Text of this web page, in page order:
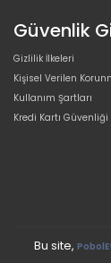
Güvenlik
Gizlilik İlkeleri
Kişisel Verilen
Kullanım Şartları
Kredi Kartı Güvenliği
Bu site,